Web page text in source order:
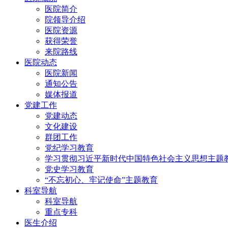
医院简介
院领导介绍
医院资源
获得荣誉
来院路线
医院动态
医院新闻
通知公告
媒体报道
党建工作
党建动态
文化建设
群团工作
党纪学习教育
学习贯彻习近平新时代中国特色社会主义思想主题
党史学习教育
“不忘初心、牢记使命”主题教育
科室导航
科室导航
重点专科
医生介绍